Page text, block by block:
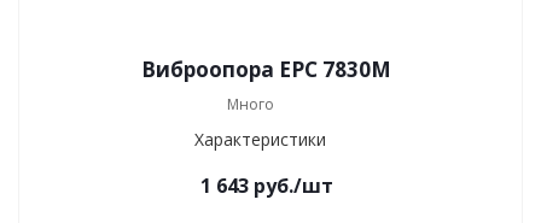
Виброопора EPC 7830M
Много
Характеристики
1 643руб./шт